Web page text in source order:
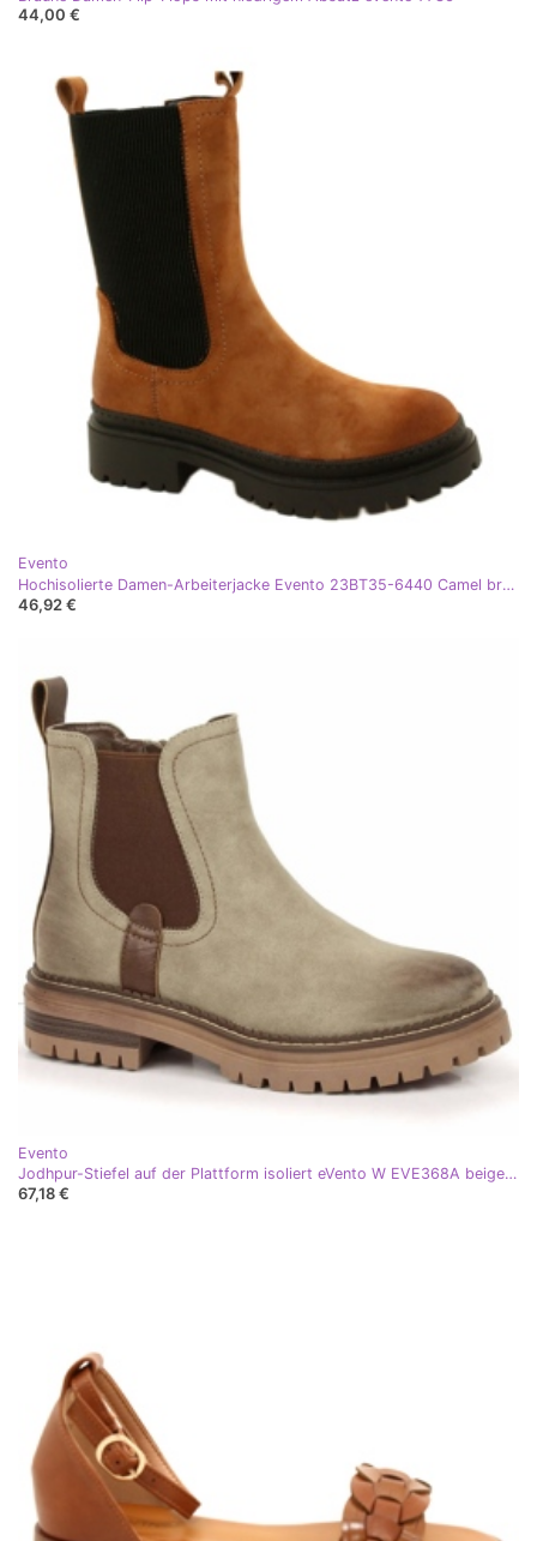
44,00 €
Evento
Hochisolierte Damen-Arbeiterjacke Evento 23BT35-6440 Camel braun
46,92 €
Evento
Jodhpur-Stiefel auf der Plattform isoliert eVento W EVE368A beige braun
67,18 €